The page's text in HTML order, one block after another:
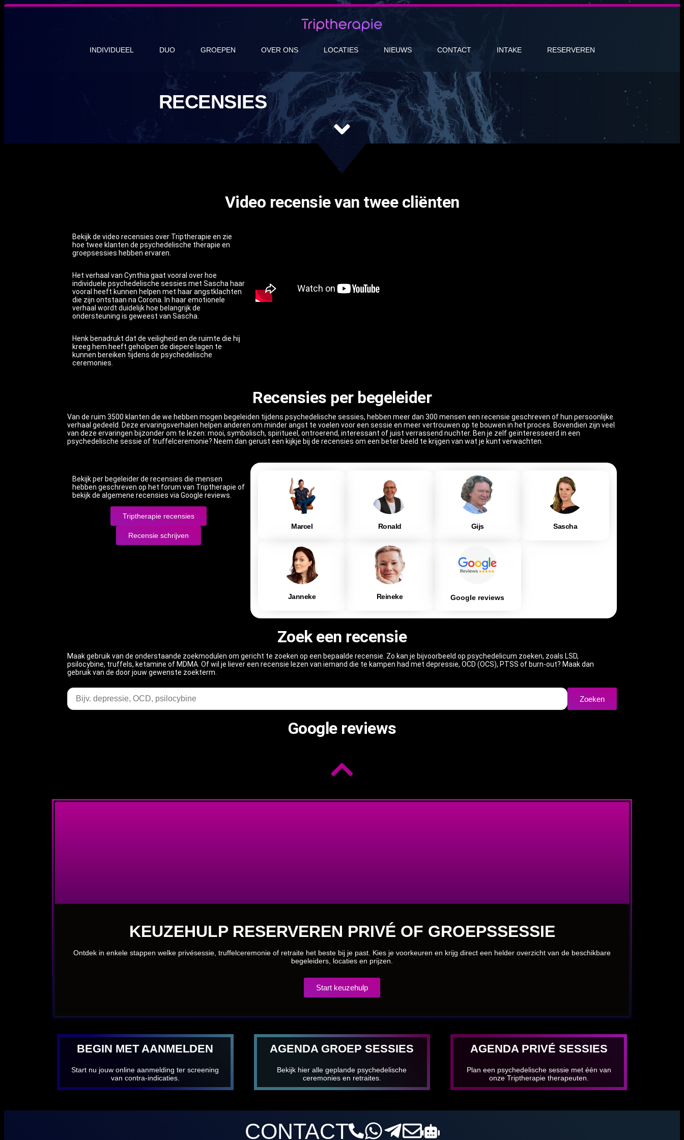
INDIVIDUEEL DUO GROEPEN OVER ONS LOCATIES NIEUWS CONTACT INTAKE RESERVEREN
RECENSIES
Video recensie van twee cliënten
Bekijk de video recensies over Triptherapie en zie
hoe twee klanten de psychedelische therapie en
groepsessies hebben ervaren.
Het verhaal van Cynthia gaat vooral over hoe
individuele psychedelische sessies met Sascha haar
vooral heeft kunnen helpen met haar angstklachten
die zijn ontstaan na Corona. In haar emotionele
verhaal wordt duidelijk hoe belangrijk de
ondersteuning is geweest van Sascha.
Henk benadrukt dat de veiligheid en de ruimte die hij
kreeg hem heeft geholpen de diepere lagen te
kunnen bereiken tijdens de psychedelische
ceremonies.
Recensies per begeleider
Van de ruim 3500 klanten die we hebben mogen begeleiden tijdens psychedelische sessies, hebben meer dan 300 mensen een recensie geschreven of hun persoonlijke
verhaal gedeeld. Deze ervaringsverhalen helpen anderen om minder angst te voelen voor een sessie en meer vertrouwen op te bouwen in het proces. Bovendien zijn veel
van deze ervaringen bijzonder om te lezen: mooi, symbolisch, spiritueel, ontroerend, interessant of juist verrassend nuchter. Ben je zelf geïnteresseerd in een
psychedelische sessie of truffelceremonie? Neem dan gerust een kijkje bij de recensies om een beter beeld te krijgen van wat je kunt verwachten.
Bekijk per begeleider de recensies die mensen
hebben geschreven op het forum van Triptherapie of
bekijk de algemene recensies via Google reviews.
Triptherapie recensies
Recensie schrijven
Marcel Ronald Gijs Sascha
Janneke Reineke Google reviews
Zoek een recensie
Maak gebruik van de onderstaande zoekmodulen om gericht te zoeken op een bepaalde recensie. Zo kan je bijvoorbeeld op psychedelicum zoeken, zoals LSD,
psilocybine, truffels, ketamine of MDMA. Of wil je liever een recensie lezen van iemand die te kampen had met depressie, OCD (OCS), PTSS of burn-out? Maak dan
gebruik van de door jouw gewenste zoekterm.
Zoeken
Google reviews
KEUZEHULP RESERVEREN PRIVÉ OF GROEPSSESSIE
Ontdek in enkele stappen welke privésessie, truffelceremonie of retraite het beste bij je past. Kies je voorkeuren en krijg direct een helder overzicht van de beschikbare
begeleiders, locaties en prijzen.
Start keuzehulp
BEGIN MET AANMELDEN
Start nu jouw online aanmelding ter screening
van contra-indicaties.
AGENDA GROEP SESSIES
Bekijk hier alle geplande psychedelische
ceremonies en retraites.
AGENDA PRIVÉ SESSIES
Plan een psychedelische sessie met één van
onze Triptherapie therapeuten.
CONTACT